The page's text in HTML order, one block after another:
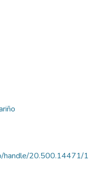
handle/20.500.14471/1